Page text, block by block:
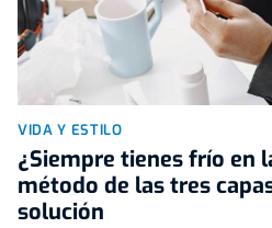
VIDA Y ESTILO
¿Siempre tienes frío en
método de las tres
solución